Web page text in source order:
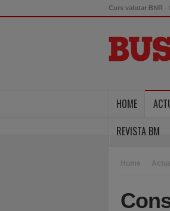
Curs valutar BNR -
HOME
REVISTA BM
Home